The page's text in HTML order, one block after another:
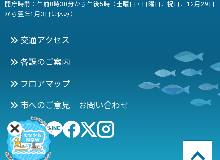
開庁時間：午前8時30分から午後5時（土曜日・日曜日、祝日、12月29日
から翌年1月3日は休み）
交通アクセス
各課のご案内
フロアマップ
市へのご意見 お問い合わせ